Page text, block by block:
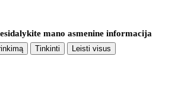
mano asmenine informacija
Tinkinti Leisti visus